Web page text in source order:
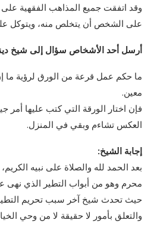
وقد اتفقت جميع المذاهب الفقهية
على الشخص أن يتخلص منه، ويتوكل
أرسل أحد الأشخاص سؤال إلى شيخ
ما حكم عمل قرعة من الورق لرؤية
معين.
فإن اختار الورقة التي كتب عليها أمر
العكس تشاءم وبقي في المنزل.
إجابة الشيخ:
بعد الحمد لله والصلاة على نبيه
محرم وهو من أبواب التطير الذي نهى
حيث تحدث شيخ آخر سبب تحريم التطير
والتعلق بأمور لا حقيقة لا من وحي